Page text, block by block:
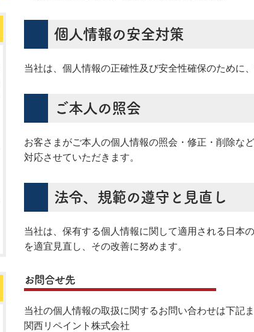
個人情報の安全対策
当社は、個人情報の正確性及び安全性確保のために
ご本人の照会
お客さまがご本人の個人情報の照会・修正・削除な
対応させていただきます。
法令、規範の遵守と見直し
当社は、保有する個人情報に関して適用される日本
を適宜見直し、その改善に努めます。
お問合せ先
当社の個人情報の取扱に関するお問い合わせは下記
関西リペイント株式会社